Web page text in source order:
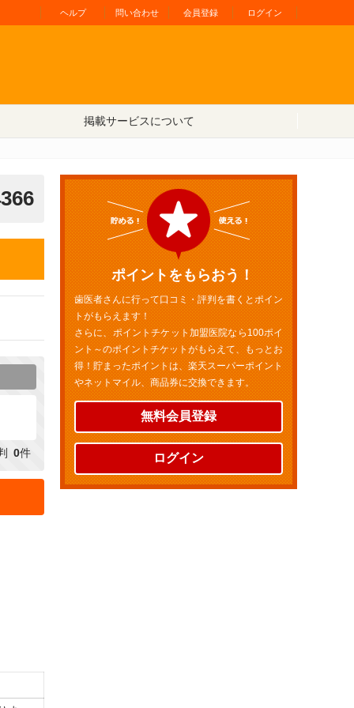
ヘルプ 問い合わせ 会員登録 ログイン
掲載サービスについて
0件
ポイントをもらおう！
歯医者さんに行って口コミ・評判を書くとポイン
トがもらえます！
さらに、ポイントチケット加盟医院なら100ポイ
ント～のポイントチケットがもらえて、もっとお
得！貯まったポイントは、楽天スーパーポイント
やネットマイル、商品券に交換できます。
無料会員登録
ログイン